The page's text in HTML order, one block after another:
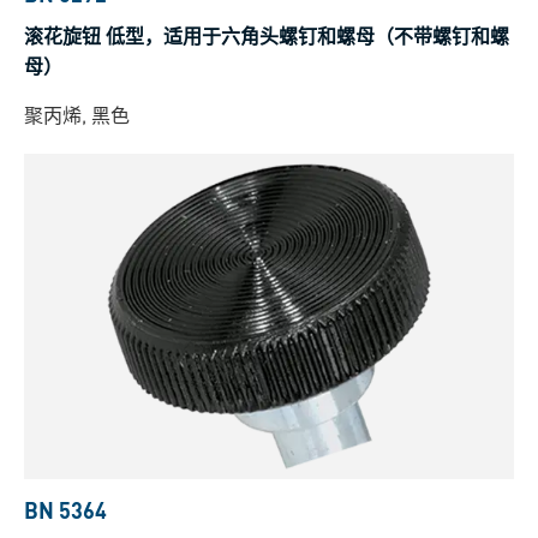
滚花旋钮 低型，适用于六角头螺钉和螺母（不带螺钉和螺
母）
聚丙烯, 黑色
BN 5364